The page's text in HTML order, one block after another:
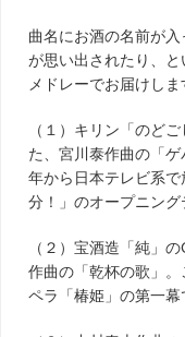
曲名にお酒の名前が
が思い出されたり、
メドレーでお届けしま
（１）キリン「のど
た、宮川泰作曲の「
年から日本テレビ系
分！」のオープニング
（２）宝酒造「純」
作曲の「乾杯の歌」
ペラ「椿姫」の第一幕